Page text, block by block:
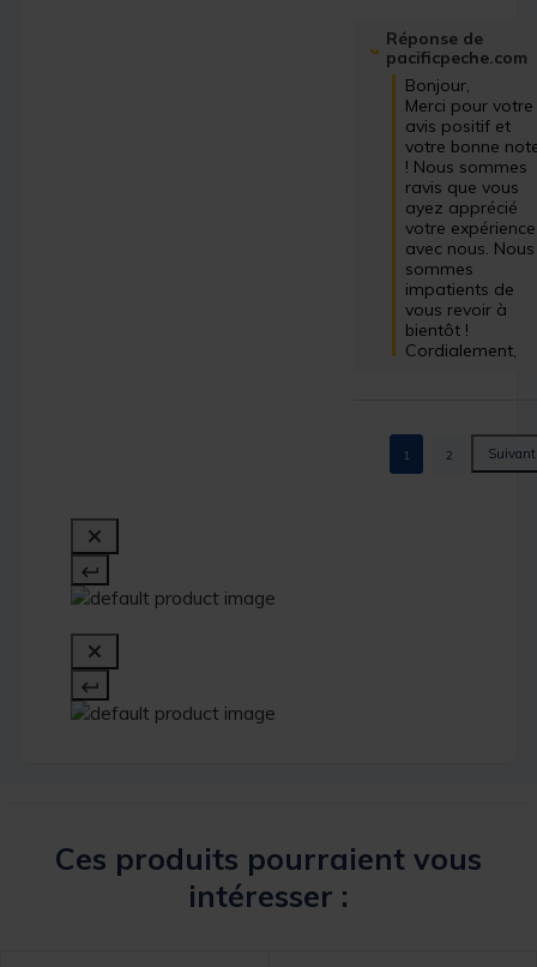
Réponse de
pacificpeche.com
Bonjour,
Merci pour votre
avis positif et
votre bonne
! Nous sommes
ravis que vous
ayez apprécié
votre expérience
avec nous. Nous
sommes
impatients de
vous revoir à
bientôt !
Cordialement,
1 2
Ces produits pourraient vous
intéresser :